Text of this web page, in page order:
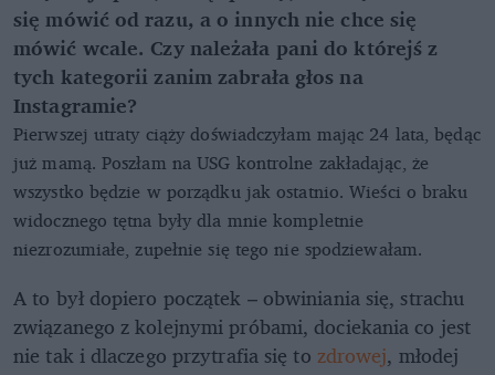
się mówić od razu, a o innych nie chce się
mówić wcale. Czy należała pani do którejś z
tych kategorii zanim zabrała głos na
Instagramie?
Pierwszej utraty ciąży doświadczyłam mając 24 lata, będąc
już mamą. Poszłam na USG kontrolne zakładając, że
wszystko będzie w porządku jak ostatnio. Wieści o braku
widocznego tętna były dla mnie kompletnie
niezrozumiałe, zupełnie się tego nie spodziewałam.
A to był dopiero początek – obwiniania się, strachu
związanego z kolejnymi próbami, dociekania co jest
nie tak i dlaczego przytrafia się to zdrowej, młodej